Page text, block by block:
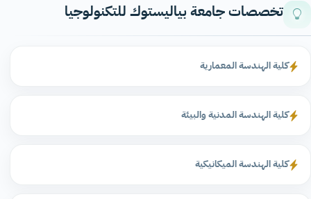
تخصصات جامعة بياليستوك للتكنولوجيا
كلية الهندسة المعمارية
كلية الهندسة المدنية والبيئة
كلية الهندسة الميكانيكية